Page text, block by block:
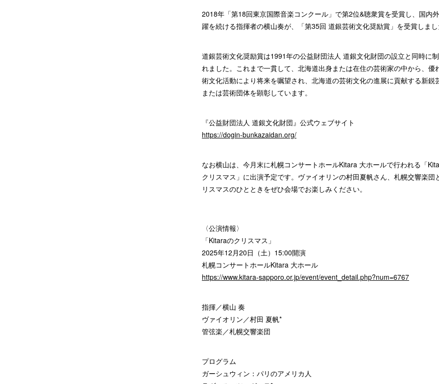
2018年「第18回東京国際音楽コンクール」で第2位&聴衆賞を受賞し、国内
躍を続ける指揮者の横山奏が、「第35回 道銀芸術文化奨励賞」を受賞しま
道銀芸術文化奨励賞は1991年の公益財団法人 道銀文化財団の設立と同時に
れました。これまで一貫して、北海道出身または在住の芸術家の中から、優
術文化活動により将来を嘱望され、北海道の芸術文化の進展に貢献する新鋭
または芸術団体を顕彰しています。
『公益財団法人 道銀文化財団』公式ウェブサイト
https://dogin-bunkazaidan.org/
なお横山は、今月末に札幌コンサートホールKitara 大ホールで行われる「
クリスマス」に出演予定です。ヴァイオリンの村田夏帆さん、札幌交響楽団
リスマスのひとときをぜひ会場でお楽しみください。
〈公演情報〉
「Kitaraのクリスマス」
2025年12月20日（土）15:00開演
札幌コンサートホールKitara 大ホール
https://www.kitara-sapporo.or.jp/event/event_detail.php?num=6767
指揮／横山 奏
ヴァイオリン／村田 夏帆*
管弦楽／札幌交響楽団
プログラム
ガーシュウィン：パリのアメリカ人